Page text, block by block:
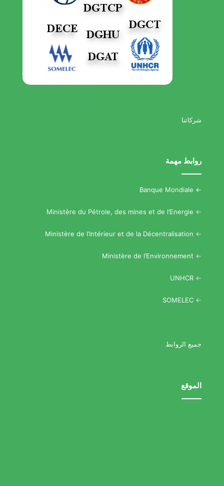
شركائنا
روابط مهمة
->
Banque Mondiale
->
Ministère du Pétrole, des mines et de l’Energie
->
Ministère de l’Intérieur et de la Décentralisation
->
Ministère de l’Environnement
->
UNHCR
->
SOMELEC
جميع الروابط
الموقع